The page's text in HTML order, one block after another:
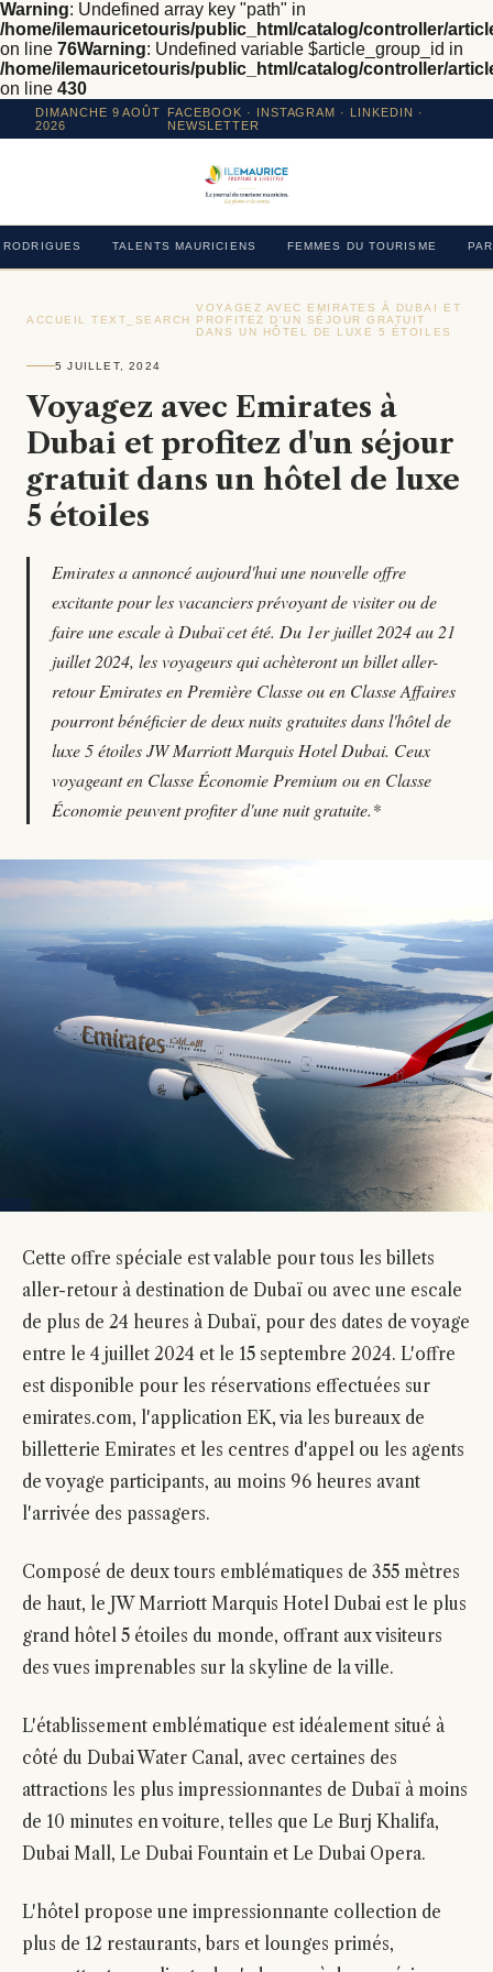
Warning: Undefined array key "path" in
/home/ilemauricetouris/public_html/catalog/controller/
on line 76Warning: Undefined variable $article_group_id in
/home/ilemauricetouris/public_html/catalog/controller/
on line 430
DIMANCHE 9 AOÛT
2026
FACEBOOK · INSTAGRAM · LINKEDIN ·
NEWSLETTER
RODRIGUES TALENTS MAURICIENS FEMMES DU TOURISME
ACCUEIL ›TEXT_SEARCH
VOYAGEZ AVEC EMIRATES À DUBAI ET
PROFITEZ D'UN SÉJOUR GRATUIT
DANS UN HÔTEL DE LUXE 5 ÉTOILES
5 JUILLET, 2024
Voyagez avec Emirates à
Dubai et profitez d'un séjour
gratuit dans un hôtel de luxe
5 étoiles
Emirates a annoncé aujourd'hui une nouvelle offre
excitante pour les vacanciers prévoyant de visiter ou de
faire une escale à Dubaï cet été. Du 1er juillet 2024 au 21
juillet 2024, les voyageurs qui achèteront un billet aller-
retour Emirates en Première Classe ou en Classe Affaires
pourront bénéficier de deux nuits gratuites dans l'hôtel de
luxe 5 étoiles JW Marriott Marquis Hotel Dubai. Ceux
voyageant en Classe Économie Premium ou en Classe
Économie peuvent profiter d'une nuit gratuite.*
Cette offre spéciale est valable pour tous les billets
aller-retour à destination de Dubaï ou avec une escale
de plus de 24 heures à Dubaï, pour des dates de voyage
entre le 4 juillet 2024 et le 15 septembre 2024. L'offre
est disponible pour les réservations effectuées sur
emirates.com, l'application EK, via les bureaux de
billetterie Emirates et les centres d'appel ou les agents
de voyage participants, au moins 96 heures avant
l'arrivée des passagers.
Composé de deux tours emblématiques de 355 mètres
de haut, le JW Marriott Marquis Hotel Dubai est le plus
grand hôtel 5 étoiles du monde, offrant aux visiteurs
des vues imprenables sur la skyline de la ville.
L'établissement emblématique est idéalement situé à
côté du Dubai Water Canal, avec certaines des
attractions les plus impressionnantes de Dubaï à moins
de 10 minutes en voiture, telles que Le Burj Khalifa,
Dubai Mall, Le Dubai Fountain et Le Dubai Opera.
L'hôtel propose une impressionnante collection de
plus de 12 restaurants, bars et lounges primés,